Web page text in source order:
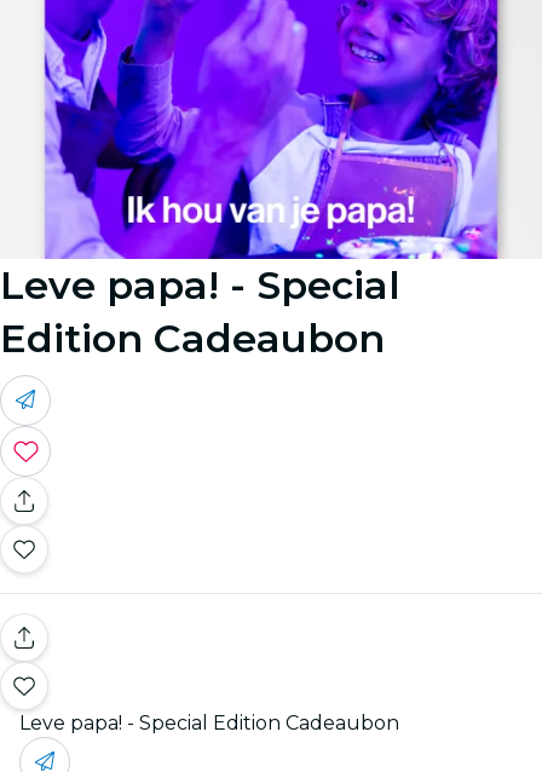
Leve papa! - Special
Edition Cadeaubon
Leve papa! - Special Edition Cadeaubon